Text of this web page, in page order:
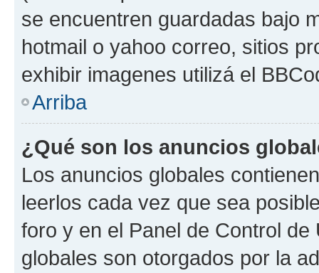
se encuentren guardadas bajo
hotmail o yahoo correo, sitios
exhibir imagenes utilizá el
Arriba
¿Qué son los anuncios
Los anuncios globales
leerlos cada vez que sea
foro y en el Panel de Control
globales son otorgados por la